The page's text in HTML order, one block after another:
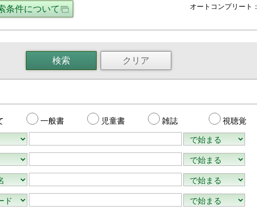
条件について オートコンプリート：
一般書 児童書 雑誌 視聴覚